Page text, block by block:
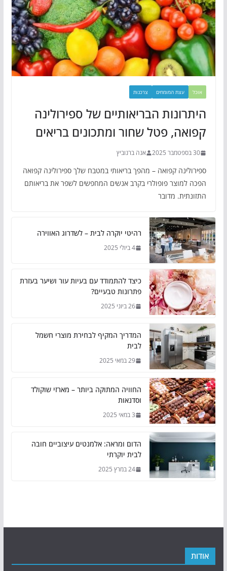
אוכל עצת המומחים צרכנות
היתרונות הבריאותיים של ספירולינה
קפואה, פטל שחור ומתכונים בריאים
30 בספטמבר 2025 אנה ברנוביץ
ספירולינה קפואה – מהפך בריאותי במטבח שלך ספירולינה קפואה
הפכה למוצר פופולרי בקרב אנשים המחפשים לשפר את בריאותם
התזונתית. מדובר
רהיטי יוקרה לבית – לשדרוג האווירה
4 ביולי 2025
כיצד להתמודד עם בעיות עור ושיער בעזרת
פתרונות טבעיים?
26 ביוני 2025
המדריך המקיף לבחירת מוצרי חשמל
לבית
29 במאי 2025
החוויה המתוקה ביותר – מארזי שוקולד
וסדנאות
3 במאי 2025
הדום ומראה: אלמנטים עיצוביים חובה
לבית יוקרתי
24 במרץ 2025
אודות